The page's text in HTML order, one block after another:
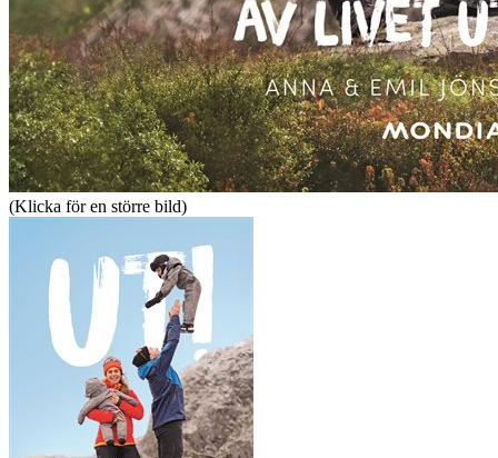
(Klicka för en större bild)